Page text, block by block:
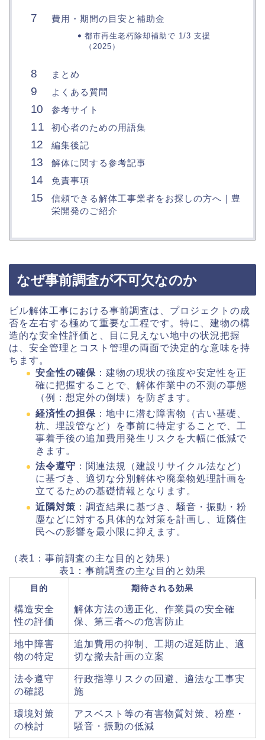
費用・期間の目安と補助金
都市再生老朽除却補助で 1/3 支援
（2025）
まとめ
よくある質問
参考サイト
初心者のための用語集
編集後記
解体に関する参考記事
免責事項
信頼できる解体工事業者をお探しの方へ｜豊
栄開発のご紹介
なぜ事前調査が不可欠なのか
ビル解体工事における事前調査は、プロジェクトの成
否を左右する極めて重要な工程です。特に、建物の構
造的な安全性評価と、目に見えない地中の状況把握
は、安全管理とコスト管理の両面で決定的な意味を持
ちます。
安全性の確保 ：建物の現状の強度や安定性を正
確に把握することで、解体作業中の不測の事態
（例：想定外の倒壊）を防ぎます。
経済性の担保 ：地中に潜む障害物（古い基礎、
杭、埋設管など）を事前に特定することで、工
事着手後の追加費用発生リスクを大幅に低減で
きます。
法令遵守 ：関連法規（建設リサイクル法など）
に基づき、適切な分別解体や廃棄物処理計画を
立てるための基礎情報となります。
近隣対策 ：調査結果に基づき、騒音・振動・粉
塵などに対する具体的な対策を計画し、近隣住
民への影響を最小限に抑えます。
（表1：事前調査の主な目的と効果）
表1：事前調査の主な目的と効果
目的 期待される効果
構造安全
性の評価
解体方法の適正化、作業員の安全確
保、第三者への危害防止
地中障害
物の特定
追加費用の抑制、工期の遅延防止、適
切な撤去計画の立案
法令遵守
の確認
行政指導リスクの回避、適法な工事実
施
環境対策
の検討
アスベスト等の有害物質対策、粉塵・
騒音・振動の低減